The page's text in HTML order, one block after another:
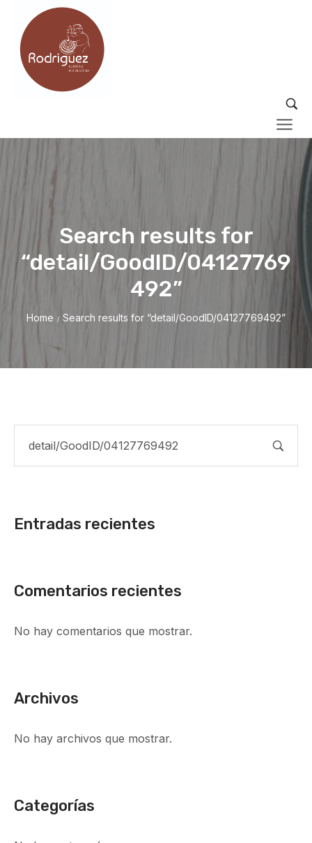
Search results for
“detail/GoodID/04127769
492”
Home / Search results for “detail/GoodID/04127769492”
Entradas recientes
Comentarios recientes
No hay comentarios que mostrar.
Archivos
No hay archivos que mostrar.
Categorías